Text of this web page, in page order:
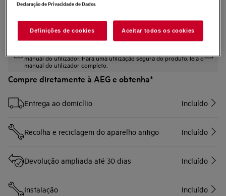
As instruções e avisos de segurança de acordo com o
manual do utilizador. Para uma utilização segura do produto, leia o
manual do utilizador completo.
Compre diretamente à AEG e obtenha*
Entrega ao domicílio Incluído
Recolha e reciclagem do aparelho antigo Incluído
Devolução ampliada até 30 dias Incluído
Instalação Incluído
Declaração de Privacidade de Dados.
Definições de cookies Aceitar todos os cookies